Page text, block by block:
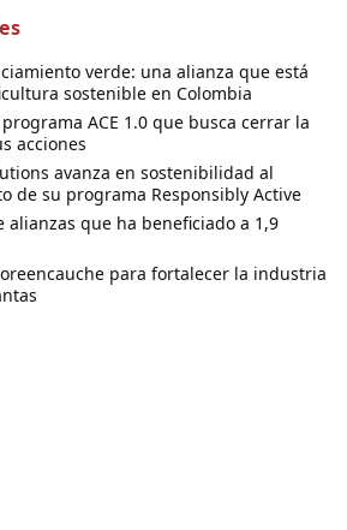
verde: una alianza que está
sostenible en Colombia
ACE 1.0 que busca cerrar la
acciones
avanza en sostenibilidad al
de su programa Responsibly Active
alianzas que ha beneficiado a 1,9
para fortalecer la industria